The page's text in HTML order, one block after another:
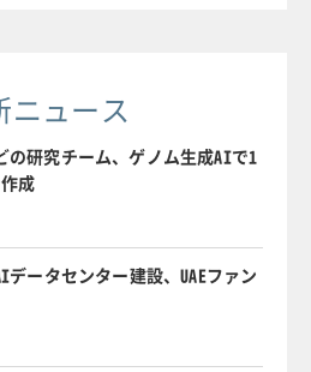
ニュース
の研究チーム、ゲノム生成AIで1
成
ータセンター建設、UAEファン